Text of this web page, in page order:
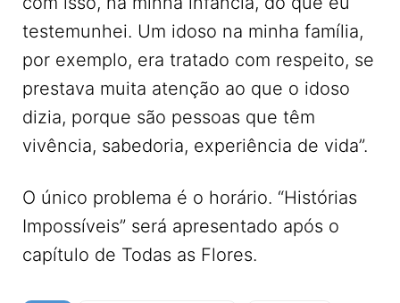
testemunhei. Um idoso na minha família,
por exemplo, era tratado com respeito, se
prestava muita atenção ao que o idoso
dizia, porque são pessoas que têm
vivência, sabedoria, experiência de vida”.
O único problema é o horário. “Histórias
Impossíveis” será apresentado após o
capítulo de Todas as Flores.